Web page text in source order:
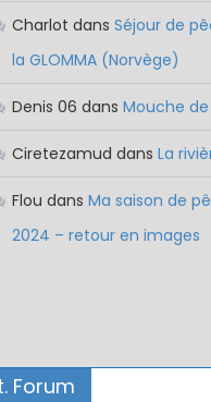
Charlot dans Séjour de
la GLOMMA (Norvège)
Denis 06 dans Mouche
Ciretezamud dans La
Flou dans Ma saison de
2024 – retour en images
Forum